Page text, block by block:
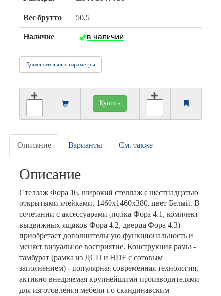
Вес брутто 50,5
Наличие
Дополнительные параметры
Купить
Описание Варианты См. также
Описание
Стеллаж Фора 16, широкий стеллаж с шестнадцатью
открытыми ячейками, 1460х1460х380, цвет Белый. В
сочетании с аксессуарами (полка Фора 4.1, комплект
выдвижных ящиков Фора 4.2, дверца Фора 4.3)
приобретает дополнительную функциональность и
меняет визуальное восприятие. Конструкция рамы -
тамбурат (рамка из ДСП и HDF с сотовым
заполнением) - популярная современная технология,
активно внедряемая крупнейшими производителями
для изготовления мебели по скандинавским